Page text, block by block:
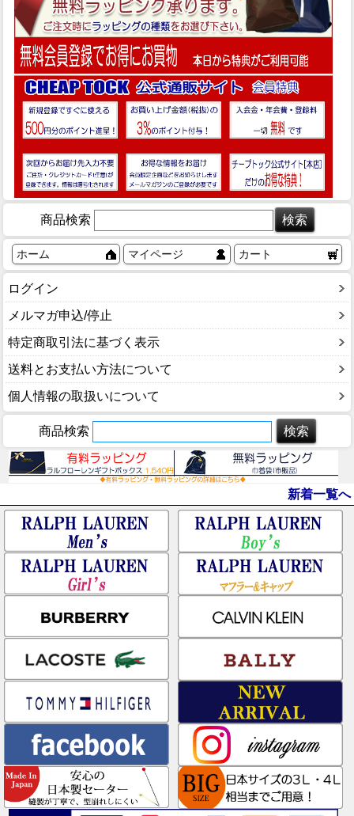
商品検索
ホーム マイページ カート
ログイン
メルマガ申込/停止
特定商取引法に基づく表示
送料とお支払い方法について
個人情報の取扱いについて
商品検索
新着一覧へ